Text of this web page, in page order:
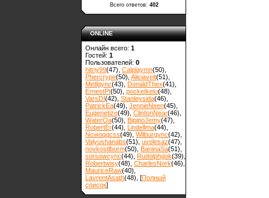
Всего ответов: 402
ONLINE
Онлайн всего: 1
Гостей: 1
Пользователей: 0
hitriy99(47) Calplaymn(50)
Phercrype(50) Aliciavelt(51)
Metlgync(43) DonaldThex(41)
ErnestPt(50) pocketkeiu(48)
VarsDI(42) Stanleysida(46)
PatrickEa(49) JennieNeen(45)
Eugenetize(49) ClintonNear(46)
WaterOa(50) BipipoJemy(47)
RobertEr(44) Lindellma(44)
Ncwoqqcss(49) Wilburgync(42)
Valyushanabs(51) uvolesaz(47)
novkostlborm(50) ВaninaSa(51)
sorsowcync(44) Rudolphgok(39)
Robertwisy(48) CharlesNork(46)
MauriceRaw(40)
LavrentAsath(48) , [Полный
список]